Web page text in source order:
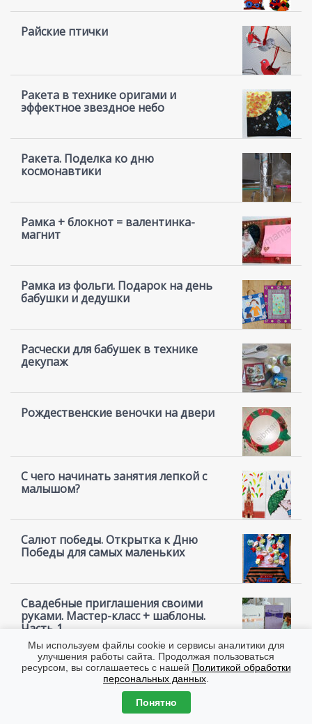
Райские птички
Ракета в технике оригами и
эффектное звездное небо
Ракета. Поделка ко дню
космонавтики
Рамка + блокнот = валентинка-
магнит
Рамка из фольги. Подарок на день
бабушки и дедушки
Расчески для бабушек в технике
декупаж
Рождественские веночки на двери
С чего начинать занятия лепкой с
малышом?
Салют победы. Открытка к Дню
Победы для самых маленьких
Свадебные приглашения своими
руками. Мастер-класс + шаблоны.
Часть 1
Свадебные приглашения своими
руками. Мастер-класс + шаблоны.
Мы используем файлы cookie и сервисы аналитики для
улучшения работы сайта. Продолжая пользоваться
ресурсом, вы соглашаетесь с нашей Политикой обработки
персональных данных
Понятно